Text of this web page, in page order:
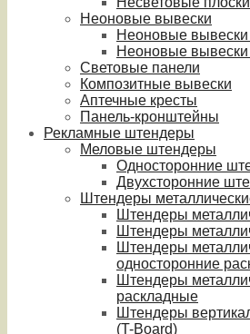
Неоновые вывески
Неоновые
Неоновые вывески
Световые панели
Композитные вывески
Аптечные кресты
Панель-кронштейны
Рекламные штендеры
Меловые штендеры
Односторонние
Двухсторонние
Штендеры
Штендеры
Штендеры
Штендеры
односторонние
Штендеры
раскладные
Штендеры
(T-Board)